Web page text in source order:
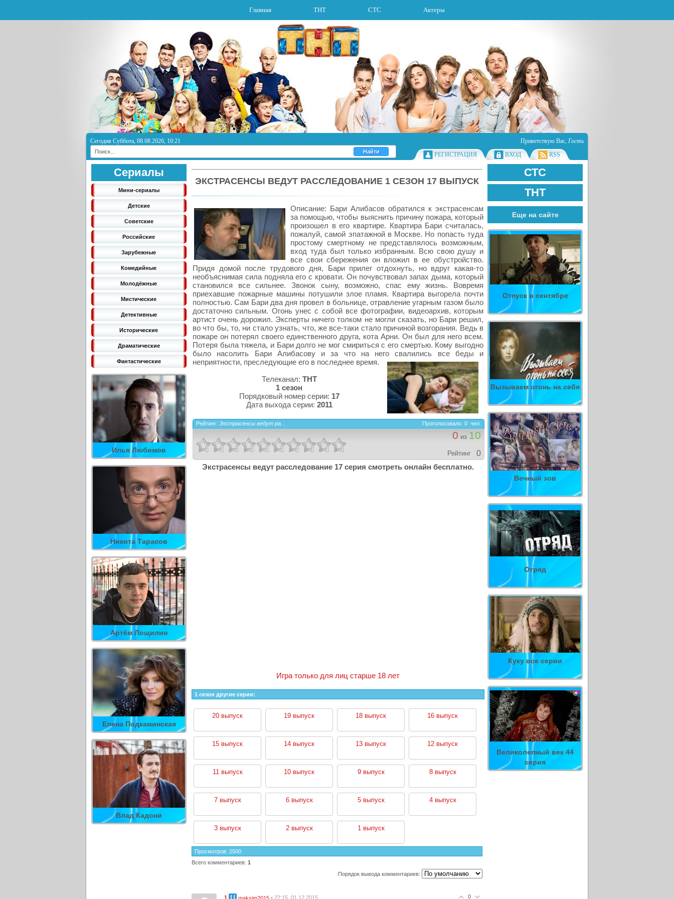
Главная ТНТ СТС Актеры
Сегодня Суббота, 08.08.2026, 10:21 Приветствую Вас, Гость
РЕГИСТРАЦИЯ
ВХОД RSS
Сериалы
Мини-сериалы
Детские
Советские
Российские
Зарубежные
Комедийные
Молодёжные
Мистические
Детективные
Исторические
Драматические
Фантастические
Илья Любимов
Никита Тарасов
Артём Лощилин
Елена Подкаминская
Влад Кадони
СТС
ТНТ
Еще на сайте
Отпуск в сентябре
Вызываем огонь на себя
Вечный зов
Отряд
Куку все серии
Великолепный век 44
серия
ЭКСТРАСЕНСЫ ВЕДУТ РАССЛЕДОВАНИЕ 1 СЕЗОН 17 ВЫПУСК
Описание: Бари Алибасов обратился к экстрасенсам
за помощью, чтобы выяснить причину пожара, который
произошел в его квартире. Квартира Бари считалась,
пожалуй, самой эпатажной в Москве. Но попасть туда
простому смертному не представлялось возможным,
вход туда был только избранным. Всю свою душу и
все свои сбережения он вложил в ее обустройство.
Придя домой после трудового дня, Бари прилег отдохнуть, но вдруг какая-то
необъяснимая сила подняла его с кровати. Он почувствовал запах дыма, который
становился все сильнее. Звонок сыну, возможно, спас ему жизнь. Вовремя
приехавшие пожарные машины потушили злое пламя. Квартира выгорела почти
полностью. Сам Бари два дня провел в больнице, отравление угарным газом было
достаточно сильным. Огонь унес с собой все фотографии, видеоархив, которым
артист очень дорожил. Эксперты ничего толком не могли сказать, но Бари решил,
во что бы, то, ни стало узнать, что, же все-таки стало причиной возгорания. Ведь в
пожаре он потерял своего единственного друга, кота Арни. Он был для него всем.
Потеря была тяжела, и Бари долго не мог смириться с его смертью. Кому выгодно
было насолить Бари Алибасову и за что на него свалились все беды и
неприятности, преследующие его в последнее время.
Телеканал: ТНТ
1 сезон
Порядковый номер серии: 17
Дата выхода серии: 2011
Рейтинг: Экстрасенсы ведут ра... Проголосовало 0 чел.
0 из 10
Рейтинг
0
Экстрасенсы ведут расследование 17 серия смотреть онлайн бесплатно.
Игра только для лиц старше 18 лет
1 сезон другие серии:
20 выпуск 19 выпуск 18 выпуск 16 выпуск
15 выпуск 14 выпуск 13 выпуск 12 выпуск
11 выпуск 10 выпуск 9 выпуск 8 выпуск
7 выпуск 6 выпуск 5 выпуск 4 выпуск
3 выпуск 2 выпуск 1 выпуск
Просмотров: 2500
Всего комментариев: 1
Порядок вывода комментариев:
0
1 maksim2015 • 22:15, 01.12.2015